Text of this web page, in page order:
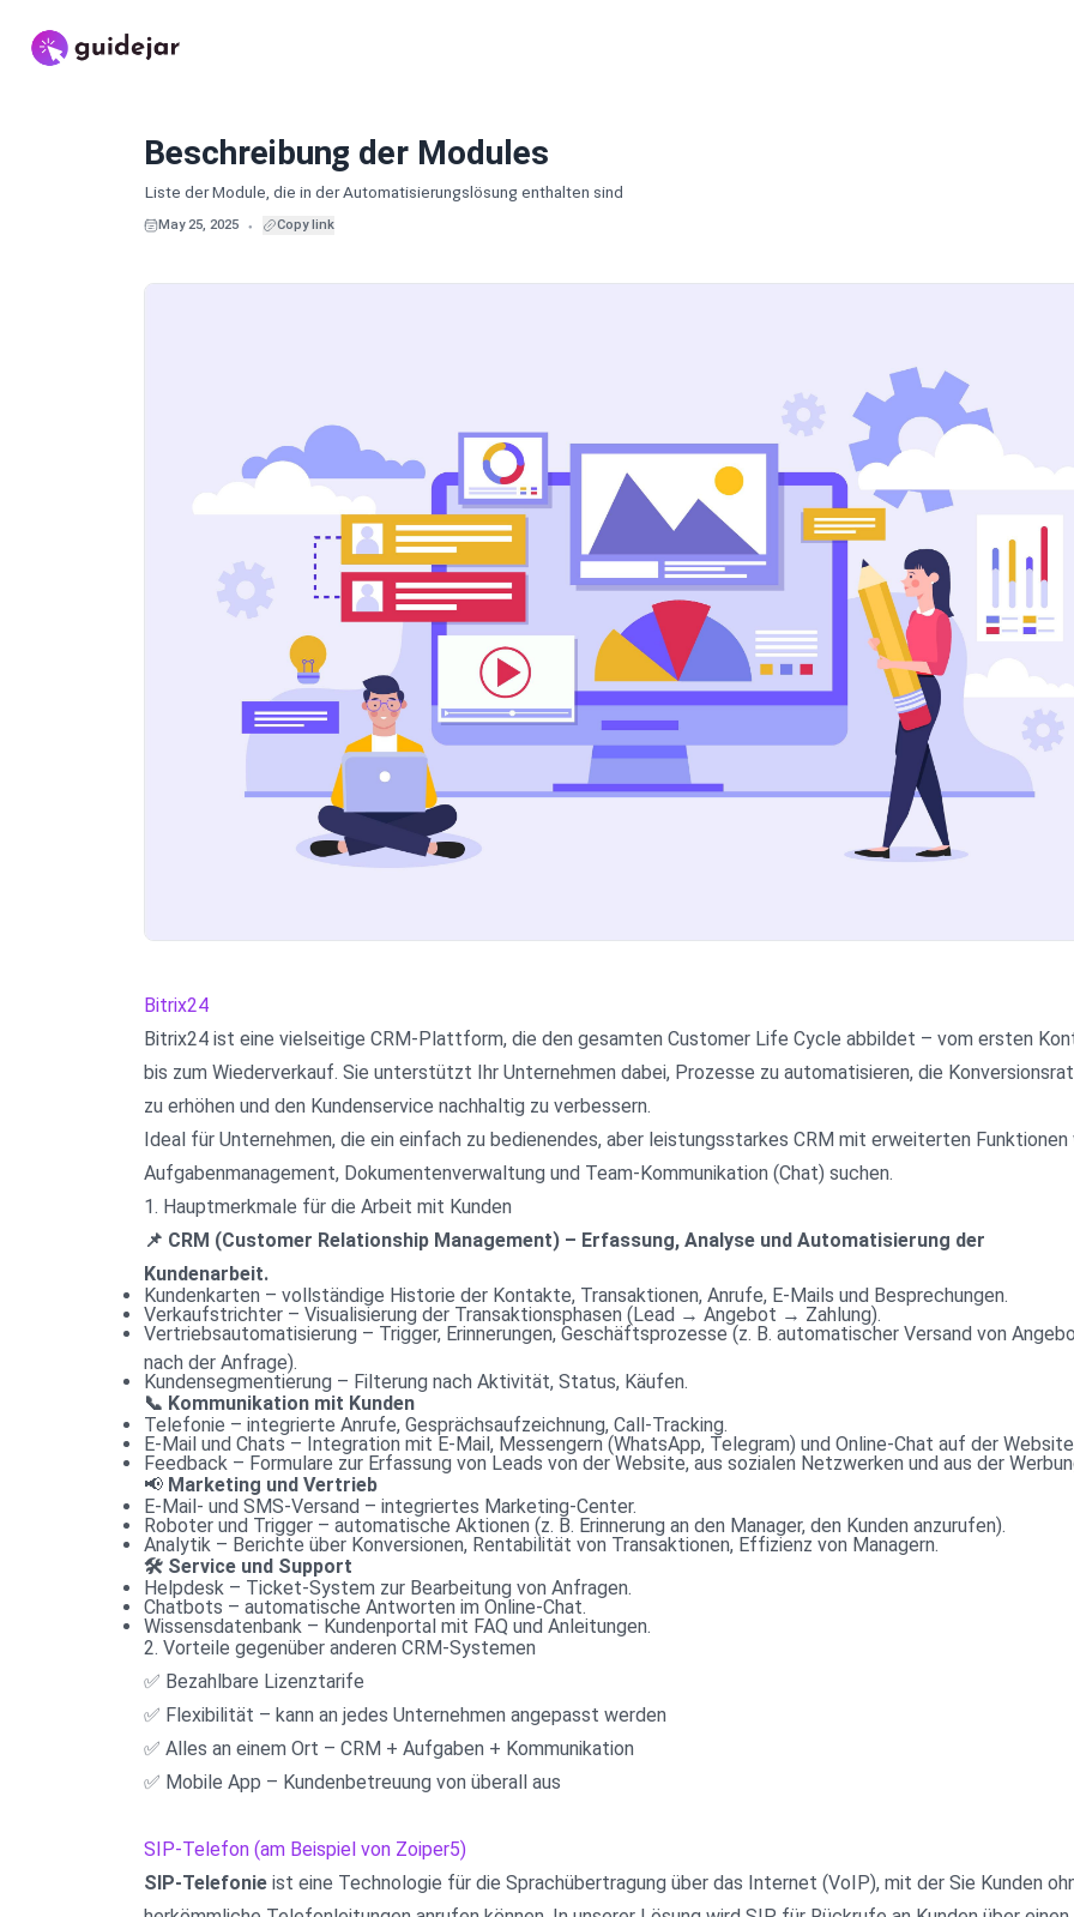
Beschreibung der Modules
Liste der Module, die in der Automatisierungslösung enthalten sind
May 25, 2025 ● Copy link
Bitrix24
Bitrix24 ist eine vielseitige CRM-Plattform, die den gesamten Customer Life Cycle abbildet – vom ersten
bis zum Wiederverkauf. Sie unterstützt Ihr Unternehmen dabei, Prozesse zu automatisieren, die
zu erhöhen und den Kundenservice nachhaltig zu verbessern.
Ideal für Unternehmen, die ein einfach zu bedienendes, aber leistungsstarkes CRM mit erweiterten Funktionen
Aufgabenmanagement, Dokumentenverwaltung und Team-Kommunikation (Chat) suchen.
1. Hauptmerkmale für die Arbeit mit Kunden
📌 CRM (Customer Relationship Management) – Erfassung, Analyse und Automatisierung der
Kundenarbeit.
Kundenkarten – vollständige Historie der Kontakte, Transaktionen, Anrufe, E-Mails und Besprechungen.
Verkaufstrichter – Visualisierung der Transaktionsphasen (Lead → Angebot → Zahlung).
Vertriebsautomatisierung – Trigger, Erinnerungen, Geschäftsprozesse (z. B. automatischer Versand von
nach der Anfrage).
Kundensegmentierung – Filterung nach Aktivität, Status, Käufen.
📞 Kommunikation mit Kunden
Telefonie – integrierte Anrufe, Gesprächsaufzeichnung, Call-Tracking.
E-Mail und Chats – Integration mit E-Mail, Messengern (WhatsApp, Telegram) und Online-Chat auf der
Feedback – Formulare zur Erfassung von Leads von der Website, aus sozialen Netzwerken und aus der
📢 Marketing und Vertrieb
E-Mail- und SMS-Versand – integriertes Marketing-Center.
Roboter und Trigger – automatische Aktionen (z. B. Erinnerung an den Manager, den Kunden anzurufen).
Analytik – Berichte über Konversionen, Rentabilität von Transaktionen, Effizienz von Managern.
🛠️ Service und Support
Helpdesk – Ticket-System zur Bearbeitung von Anfragen.
Chatbots – automatische Antworten im Online-Chat.
Wissensdatenbank – Kundenportal mit FAQ und Anleitungen.
2. Vorteile gegenüber anderen CRM-Systemen
✅ Bezahlbare Lizenztarife
✅ Flexibilität – kann an jedes Unternehmen angepasst werden
✅ Alles an einem Ort – CRM + Aufgaben + Kommunikation
✅ Mobile App – Kundenbetreuung von überall aus
SIP-Telefon (am Beispiel von Zoiper5)
SIP-Telefonie ist eine Technologie für die Sprachübertragung über das Internet (VoIP), mit der Sie Kunden